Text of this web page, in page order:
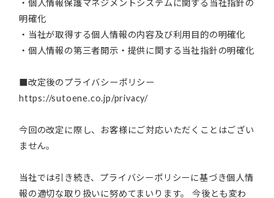
ミッション
・個人情報保護マネジメントシステムに関する当社指針の
明確化
・当社が取得する個人情報の内容及び利用目的の明確化
・個人情報の第三者開示・提供に関する当社指針の明確化
■改定後のプライバシーポリシー
https://sutoene.co.jp/privacy/
今回の改定に際し、お客様にご対応いただくことはござい
ません。
当社では引き続き、プライバシーポリシーに基づき個人情
報の適切な取り扱いに努めてまいります。 今後とも変わ